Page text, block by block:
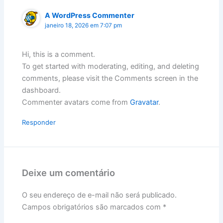
A WordPress Commenter
janeiro 18, 2026 em 7:07 pm
Hi, this is a comment.
To get started with moderating, editing, and deleting
comments, please visit the Comments screen in the
dashboard.
Commenter avatars come fromGravatar.
Responder
Deixe um comentário
O seu endereço de e-mail não será publicado.
Campos obrigatórios são marcados com *